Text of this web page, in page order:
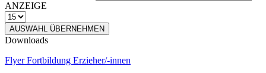
ANZEIGE
AUSWAHL ÜBERNEHMEN
Downloads
Flyer Fortbildung Erzieher/-innen